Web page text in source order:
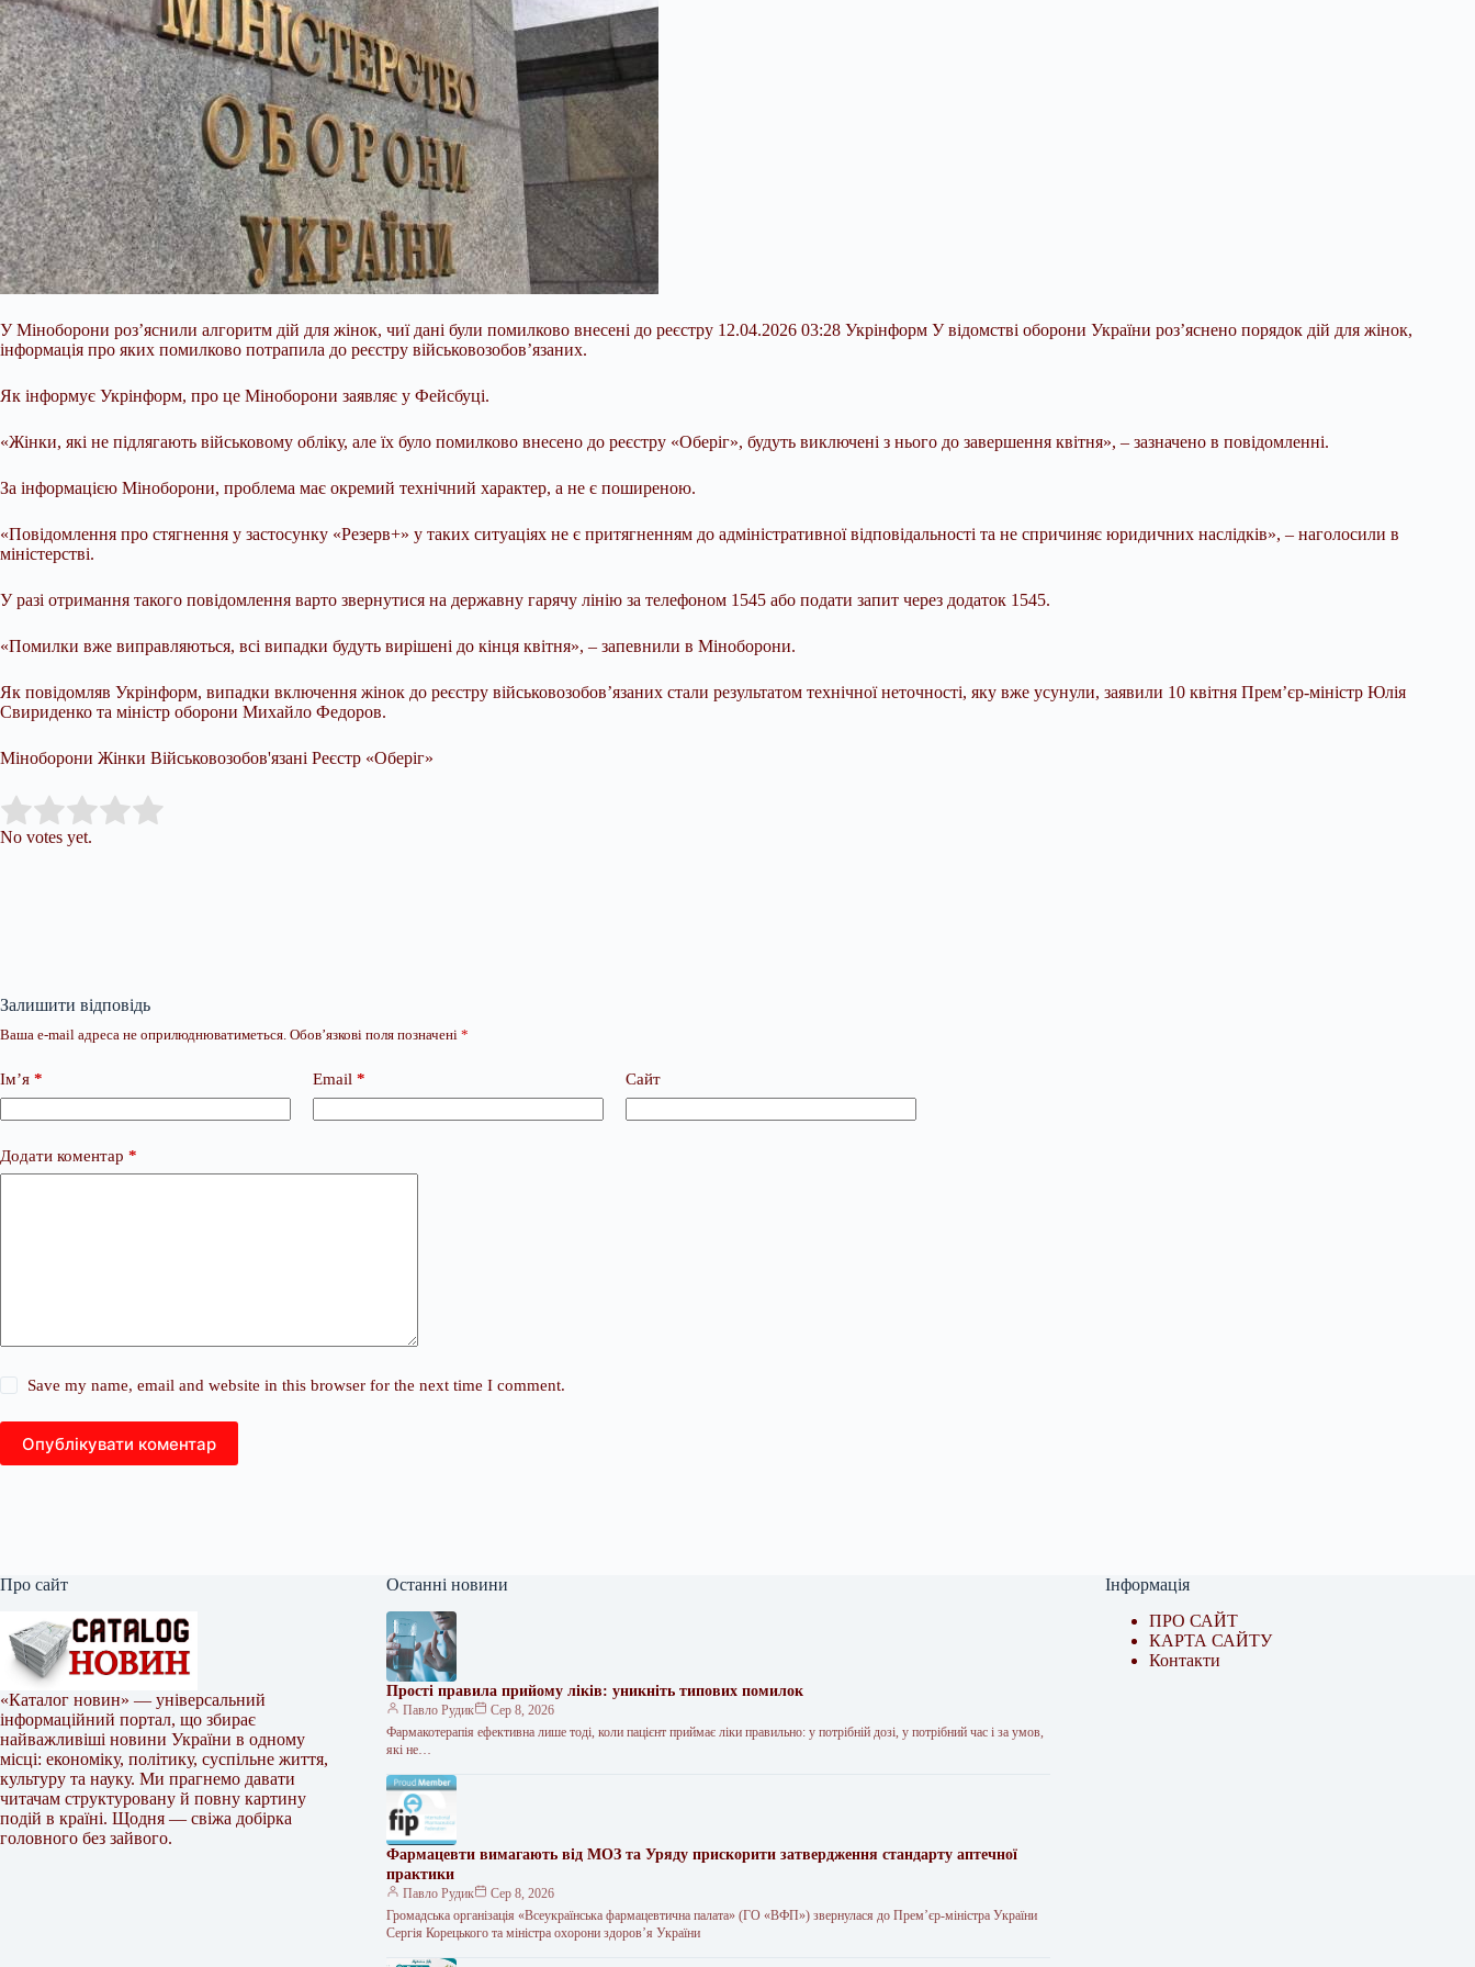
У Міноборони роз’яснили алгоритм дій для жінок, чиї дані були помилково внесені до реєстру 12.04.2026 03:28 Укрінформ У відомстві оборони України роз’яснено порядок дій для жінок,
інформація про яких помилково потрапила до реєстру військовозобов’язаних.
Як інформує Укрінформ, про це Міноборони заявляє у Фейсбуці.
«Жінки, які не підлягають військовому обліку, але їх було помилково внесено до реєстру «Оберіг», будуть виключені з нього до завершення квітня», – зазначено в повідомленні.
За інформацією Міноборони, проблема має окремий технічний характер, а не є поширеною.
«Повідомлення про стягнення у застосунку «Резерв+» у таких ситуаціях не є притягненням до адміністративної відповідальності та не спричиняє юридичних наслідків», – наголосили в
міністерстві.
У разі отримання такого повідомлення варто звернутися на державну гарячу лінію за телефоном 1545 або подати запит через додаток 1545.
«Помилки вже виправляються, всі випадки будуть вирішені до кінця квітня», – запевнили в Міноборони.
Як повідомляв Укрінформ, випадки включення жінок до реєстру військовозобов’язаних стали результатом технічної неточності, яку вже усунули, заявили 10 квітня Прем’єр-міністр Юлія
Свириденко та міністр оборони Михайло Федоров.
Міноборони Жінки Військовозобов'язані Реєстр «Оберіг»
Rate this item:
No votes yet.
Залишити відповідь
Ваша e-mail адреса не оприлюднюватиметься. Обов’язкові поля позначені *
Ім’я * Email * Сайт
Додати коментар *
Save my name, email and website in this browser for the next time I comment.
Опублікувати коментар
Про сайт
«Каталог новин» — універсальний
інформаційний портал, що збирає
найважливіші новини України в одному
місці: економіку, політику, суспільне життя,
культуру та науку. Ми прагнемо давати
читачам структуровану й повну картину
подій в країні. Щодня — свіжа добірка
головного без зайвого.
Останні новини
Прості правила прийому ліків: уникніть типових помилок
Павло Рудик
Сер 8, 2026
Фармакотерапія ефективна лише тоді, коли пацієнт приймає ліки правильно: у потрібній дозі, у потрібний час і за умов,
які не…
Фармацевти вимагають від МОЗ та Уряду прискорити затвердження стандарту аптечної
практики
Павло Рудик
Сер 8, 2026
Громадська організація «Всеукраїнська фармацевтична палата» (ГО «ВФП») звернулася до Прем’єр-міністра України
Сергія Корецького та міністра охорони здоров’я України
Інформація
ПРО САЙТ
КАРТА САЙТУ
Контакти